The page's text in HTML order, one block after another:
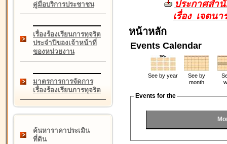
คู่มือบริการประชาชน
เรื่องร้องเรียนการทุจริต
ประจำปีของเจ้าหน้าที่
ของหน่วยงาน
มาตรการการจัดการ
เรื่องร้องเรียนการทุจริต
ค้นหาราคาประเมิน
ที่ดิน
ประกาศสำ
เรื่อง เจตน
หน้าหลัก
Events Calendar
See by year
See by
month
Events for the